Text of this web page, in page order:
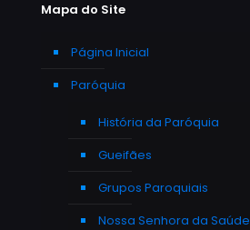
Mapa do Site
Página Inicial
Paróquia
História da Paróquia
Gueifães
Grupos Paroquiais
Nossa Senhora da Saúde